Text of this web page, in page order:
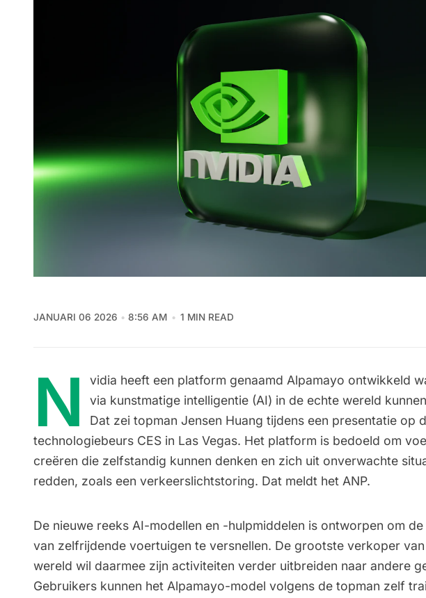
JANUARI 06 2026 8:56 AM 1 MIN READ
N
vidia heeft een platform genaamd Alpamayo ontwikkeld
via kunstmatige intelligentie (AI) in de echte wereld
Dat zei topman Jensen Huang tijdens een presentatie op
technologiebeurs CES in Las Vegas. Het platform is bedoeld om
creëren die zelfstandig kunnen denken en zich uit onverwachte
redden, zoals een verkeerslichtstoring. Dat meldt het ANP.
De nieuwe reeks AI-modellen en -hulpmiddelen is ontworpen om
van zelfrijdende voertuigen te versnellen. De grootste verkoper
wereld wil daarmee zijn activiteiten verder uitbreiden naar andere
Gebruikers kunnen het Alpamayo-model volgens de topman zelf